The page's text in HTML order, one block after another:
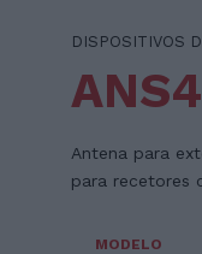
DISPOSITIVOS
Antena para
para recetores
MODELO